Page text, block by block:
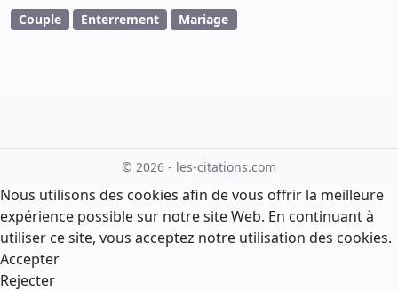
Couple Enterrement Mariage
© 2026 - les-citations.com
Nous utilisons des cookies afin de vous offrir la meilleure
expérience possible sur notre site Web. En continuant à
utiliser ce site, vous acceptez notre utilisation des cookies.
Accepter
Rejecter